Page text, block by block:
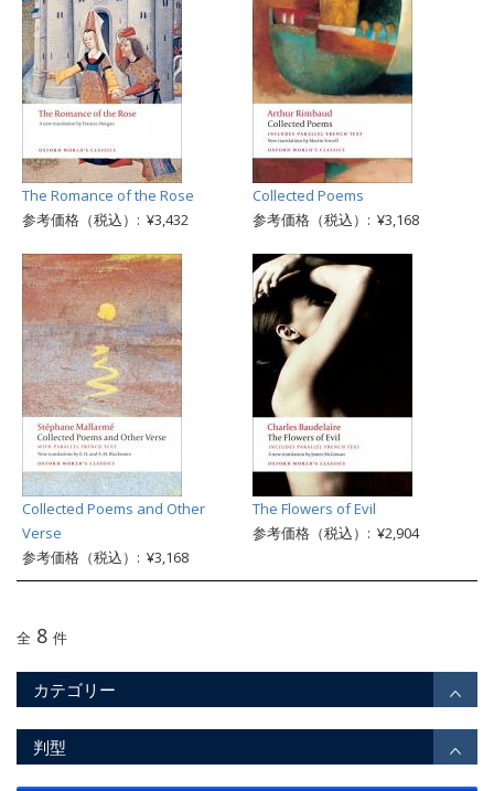
The Romance of the Rose
参考価格（税込）: ¥3,432
Collected Poems
参考価格（税込）: ¥3,168
Collected Poems and Other
Verse
参考価格（税込）: ¥3,168
The Flowers of Evil
参考価格（税込）: ¥2,904
全 8 件
カテゴリー
判型